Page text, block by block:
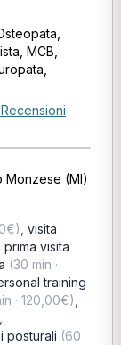
MCB,
Monzese (MI)
visita
prima visita
(30 min ·
training
· 120,00€)
posturali (60